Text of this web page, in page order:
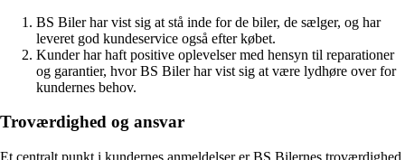
BS Biler har vist sig at stå inde for de biler, de sælger, og har
leveret god kundeservice også efter købet.
Kunder har haft positive oplevelser med hensyn til reparationer
og garantier, hvor BS Biler har vist sig at være lydhøre over for
kundernes behov.
Troværdighed og ansvar
Et centralt punkt i kundernes anmeldelser er BS Bilernes troværdighed